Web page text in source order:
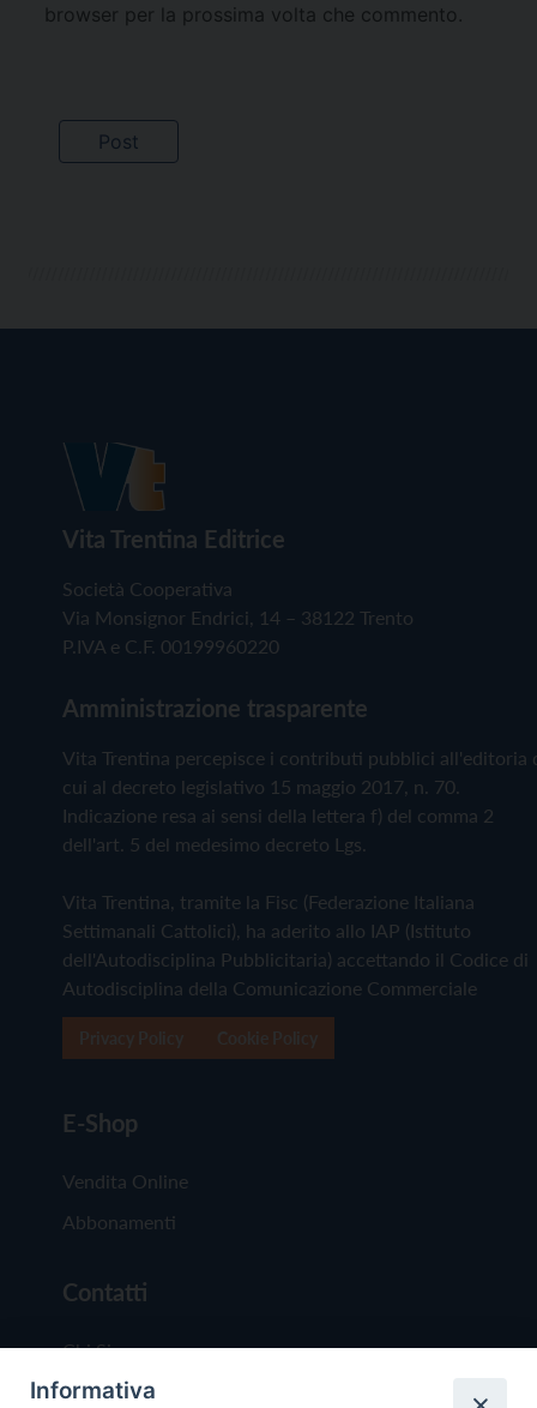
browser per la prossima volta che commento.
Vita Trentina Editrice
Società Cooperativa
Via Monsignor Endrici, 14 – 38122 Trento
P.IVA e C.F. 00199960220
Amministrazione trasparente
Vita Trentina percepisce i contributi pubblici all'editoria
cui al decreto legislativo 15 maggio 2017, n. 70.
Indicazione resa ai sensi della lettera f) del comma 2
dell'art. 5 del medesimo decreto Lgs.
Vita Trentina, tramite la Fisc (Federazione Italiana
Settimanali Cattolici), ha aderito allo IAP (Istituto
dell'Autodisciplina Pubblicitaria) accettando il Codice di
Autodisciplina della Comunicazione Commerciale
E-Shop
Vendita Online
Abbonamenti
Contatti
Chi Siamo
Redazione
Informativa